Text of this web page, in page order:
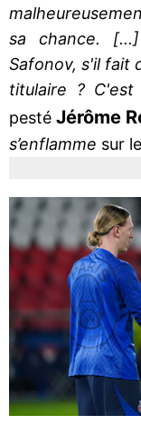
sa chance.
Safonov, s'il fait
titulaire ?
pestéJérôme
s’enflamme sur